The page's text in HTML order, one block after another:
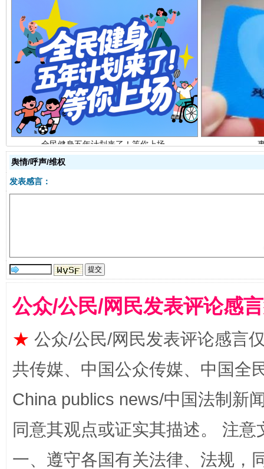
全民健身五年计划来了！等你上场
国家大学科技园优化重塑工作
舆情/呼声/维权
发表感言：
公众/公民/网民发表评论感
★ 公众/公民/网民发表评论感言
共传媒、中国公众传媒、中国全
China publics news/中国法制新
同意其观点或证实其描述。 注
一、遵守各国有关法律、法规，